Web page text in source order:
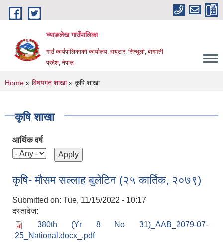
Skip to main content
घ्याङलेख गाउँपालिका
गाउँ कार्यपालिकाको कार्यालय, हायुटार, सिन्धुली, बागमती
प्रदेश, नेपाल
You are here
Home » विषयगत शाखा» कृषि शाखा
कृषि शाखा
आर्थिक वर्ष
कृषि- मौसम सल्लाह बुलेटिन (२५ कार्तिक, २०७९)
Submitted on: Tue, 11/15/2022 - 10:17
दस्तावेज:
380th (Yr 8 No 31)_AAB_2079-07-
25_National.docx_.pdf